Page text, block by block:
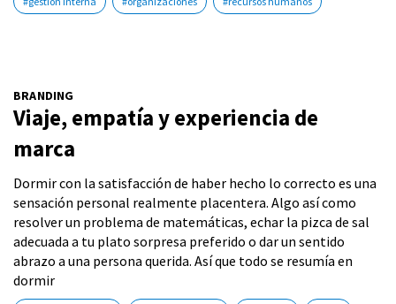
BRANDING
Viaje, empatía y experiencia de
marca
Dormir con la satisfacción de haber hecho lo correcto es una
sensación personal realmente placentera. Algo así como
resolver un problema de matemáticas, echar la pizca de sal
adecuada a tu plato sorpresa preferido o dar un sentido
abrazo a una persona querida. Así que todo se resumía en
dormir